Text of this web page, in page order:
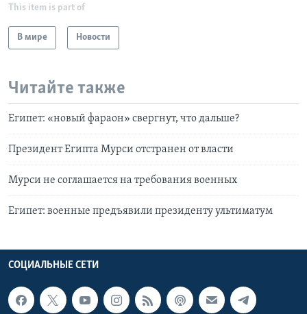
This item is part of
В мире Новости
Читайте также
Египет: «новый фараон» свергнут, что дальше?
Президент Египта Мурси отстранен от власти
Мурси не соглашается на требования военных
Египет: военные предъявили президенту ультиматум
СОЦИАЛЬНЫЕ СЕТИ